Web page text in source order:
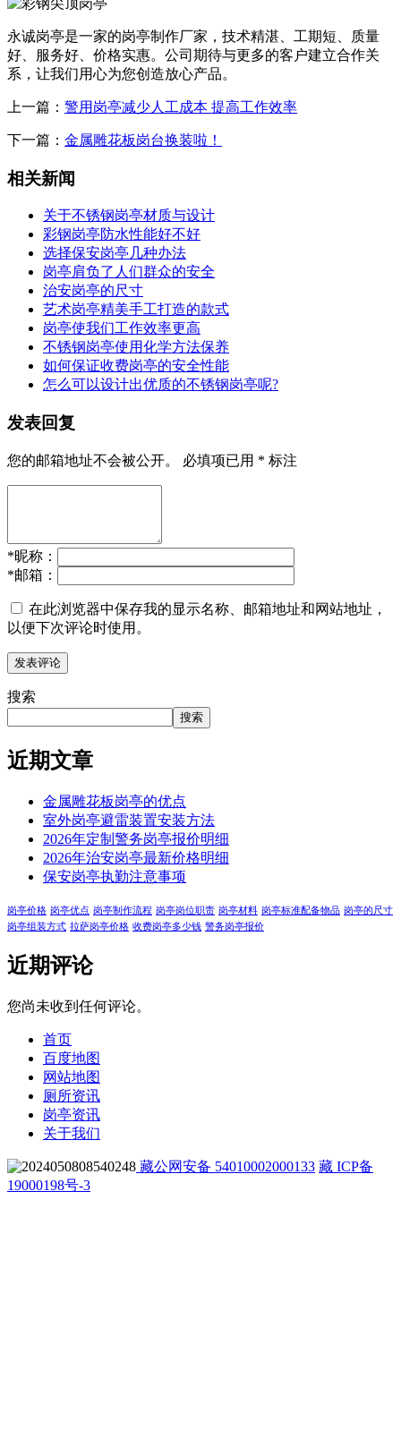
永诚岗亭是一家的岗亭制作厂家，技术精湛、工期短、质量
好、服务好、价格实惠。公司期待与更多的客户建立合作关
系，让我们用心为您创造放心产品。
上一篇： 警用岗亭减少人工成本 提高工作效率
下一篇： 金属雕花板岗台换装啦！
相关新闻
关于不锈钢岗亭材质与设计
彩钢岗亭防水性能好不好
选择保安岗亭几种办法
岗亭肩负了人们群众的安全
治安岗亭的尺寸
艺术岗亭精美手工打造的款式
岗亭使我们工作效率更高
不锈钢岗亭使用化学方法保养
如何保证收费岗亭的安全性能
怎么可以设计出优质的不锈钢岗亭呢?
发表回复
您的邮箱地址不会被公开。 必填项已用 * 标注
*昵称：
*邮箱：
在此浏览器中保存我的显示名称、邮箱地址和网站地址，
以便下次评论时使用。
搜索
搜索
近期文章
金属雕花板岗亭的优点
室外岗亭避雷装置安装方法
2026年定制警务岗亭报价明细
2026年治安岗亭最新价格明细
保安岗亭执勤注意事项
岗亭价格 岗亭优点 岗亭制作流程 岗亭岗位职责 岗亭材料 岗亭标准配备物品 岗亭的尺寸
岗亭组装方式 拉萨岗亭价格 收费岗亭多少钱 警务岗亭报价
近期评论
您尚未收到任何评论。
首页
百度地图
网站地图
厕所资讯
岗亭资讯
关于我们
藏公网安备 54010002000133 藏 ICP备
19000198号-3